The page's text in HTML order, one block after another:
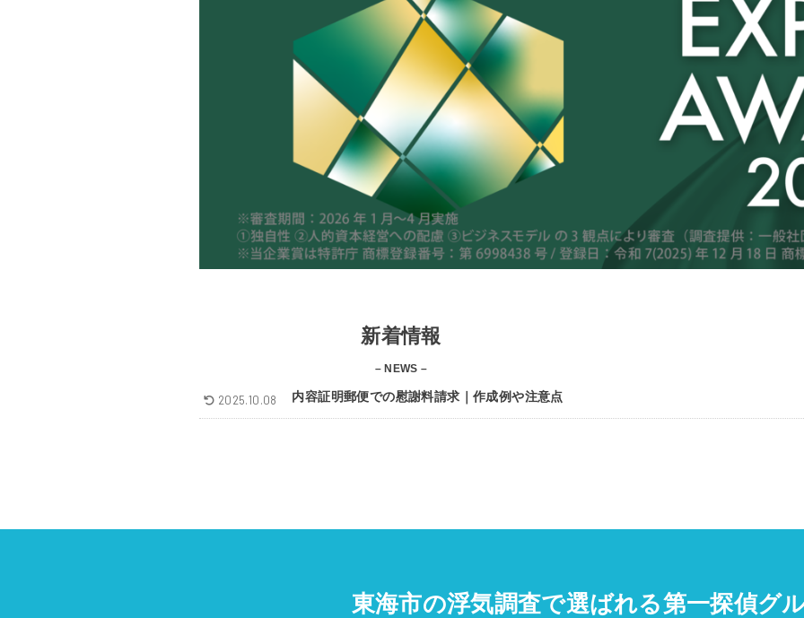
新着情報
– NEWS –
内容証明郵便での慰謝料請求｜作成例や注意点
2025.10.08
東海市の浮気調査で選ばれる第一探偵グ